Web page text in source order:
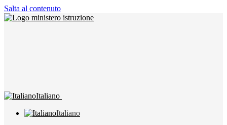
Salta al contenuto
Italiano
Italiano